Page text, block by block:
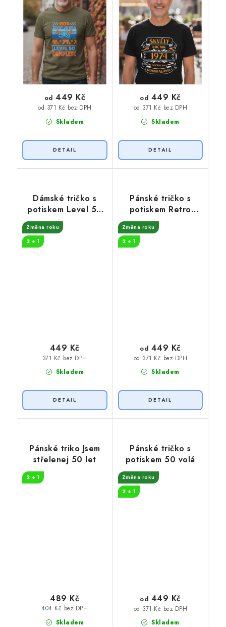
Skladem
od 371 Kč bez DPH
od 449 Kč
Skladem
od 371 Kč bez DPH
od 449 Kč
Dámské tričko s
potiskem Level 50
unlocked
Změna roku
2 + 1
Skladem
371 Kč bez DPH
449 Kč
Pánské tričko s
potiskem Retro
edice traktor
Změna roku
2 + 1
Skladem
od 371 Kč bez DPH
od 449 Kč
Pánské triko Jsem
střelenej 50 let
2 + 1
Skladem
404 Kč bez DPH
489 Kč
Pánské tričko s
potiskem 50 volá
Změna roku
2 + 1
Skladem
od 371 Kč bez DPH
od 449 Kč